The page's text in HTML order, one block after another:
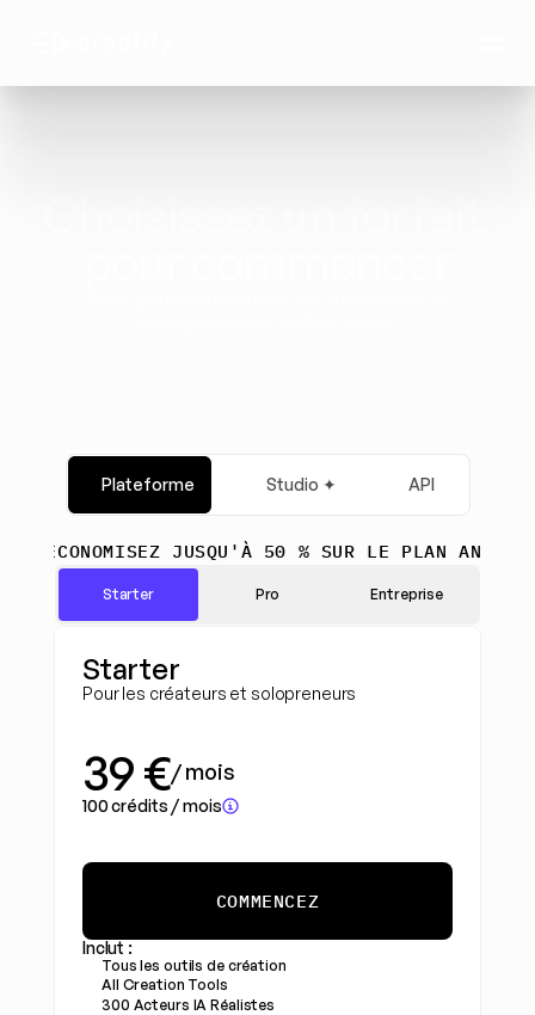
Plateforme Studio ✦ API
ÉCONOMISEZ JUSQU'À 50 % SUR LE PLAN ANNUEL
Starter Pro Entreprise
Starter
Pour les créateurs et solopreneurs
39 €/ mois
100 crédits / mois
COMMENCEZ
Inclut :
Tous les outils de création
All Creation Tools
300 Acteurs IA Réalistes